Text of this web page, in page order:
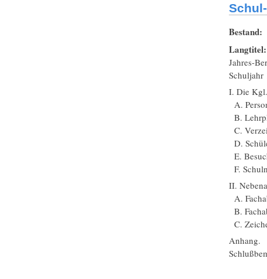
Bestand:
Langtitel:
Jahres-
Schuljahr
I. Die
A.
B.
C.
D.
E.
F.
II.
A.
B.
C.
Anhang.